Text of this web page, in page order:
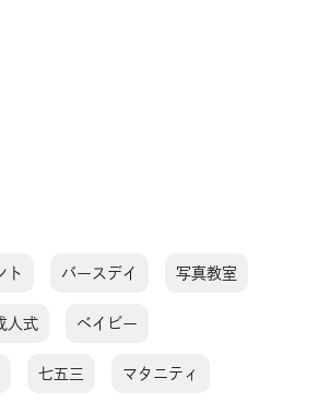
ト バースデイ 写真教室
人式 ベイビー
七五三 マタニティ